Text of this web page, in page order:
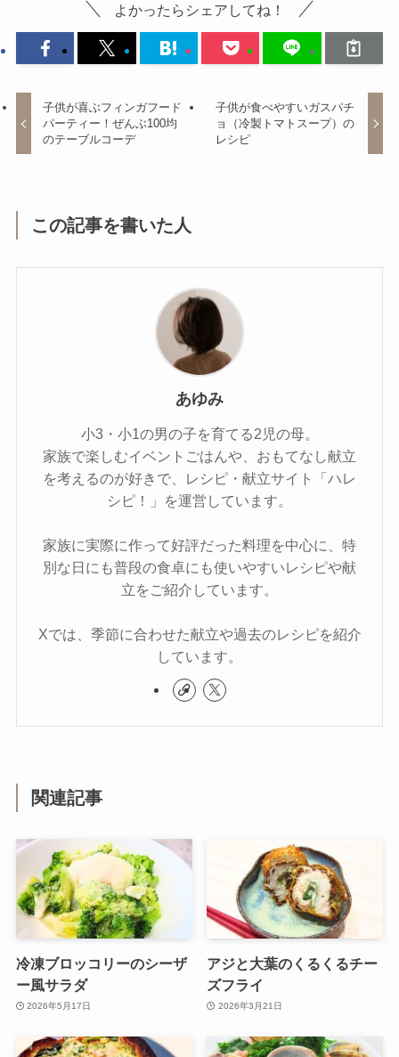
よかったらシェアしてね！
子供が喜ぶフィンガフード
パーティー！ぜんぶ100均
のテーブルコーデ
子供が食べやすいガスパチ
ョ（冷製トマトスープ）の
レシピ
この記事を書いた人
あゆみ
小3・小1の男の子を育てる2児の母。
家族で楽しむイベントごはんや、おもてなし献立
を考えるのが好きで、レシピ・献立サイト「ハレ
シピ！」を運営しています。
家族に実際に作って好評だった料理を中心に、特
別な日にも普段の食卓にも使いやすいレシピや献
立をご紹介しています。
Xでは、季節に合わせた献立や過去のレシピを紹介
しています。
関連記事
冷凍ブロッコリーのシーザ
ー風サラダ
2026年5月17日
アジと大葉のくるくるチー
ズフライ
2026年3月21日